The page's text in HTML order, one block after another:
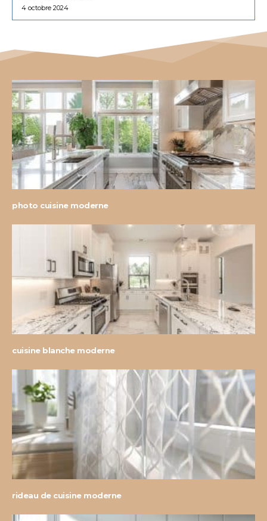
4 octobre 2024
photo cuisine moderne
cuisine blanche moderne
rideau de cuisine moderne